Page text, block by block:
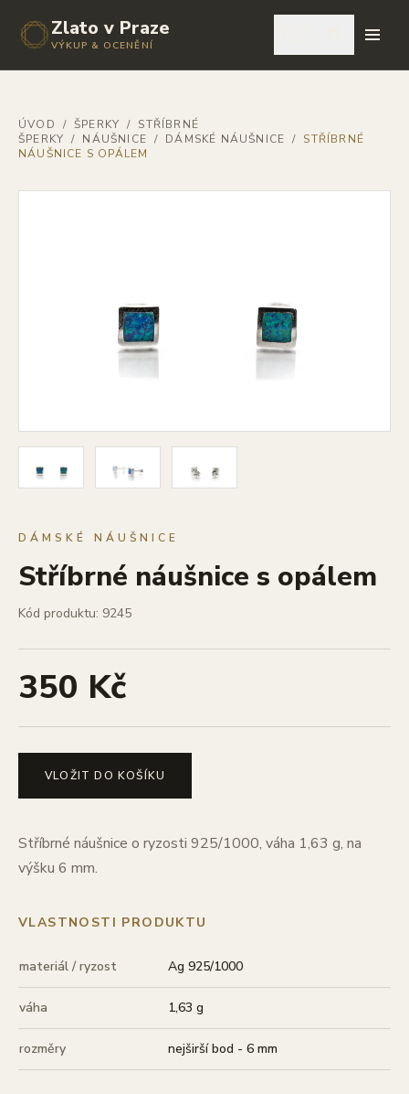
Zlato v Praze
VÝKUP & OCENĚNÍ
ÚVOD / ŠPERKY / STŘÍBRNÉ
ŠPERKY / NÁUŠNICE / DÁMSKÉ NÁUŠNICE / STŘÍBRNÉ
NÁUŠNICE S OPÁLEM
DÁMSKÉ NÁUŠNICE
Stříbrné náušnice s opálem
Kód produktu: 9245
350 Kč
VLOŽIT DO KOŠÍKU
Stříbrné náušnice o ryzosti 925/1000, váha 1,63 g, na
výšku 6 mm.
VLASTNOSTI PRODUKTU
materiál / ryzost Ag 925/1000
váha 1,63 g
rozměry nejširší bod - 6 mm